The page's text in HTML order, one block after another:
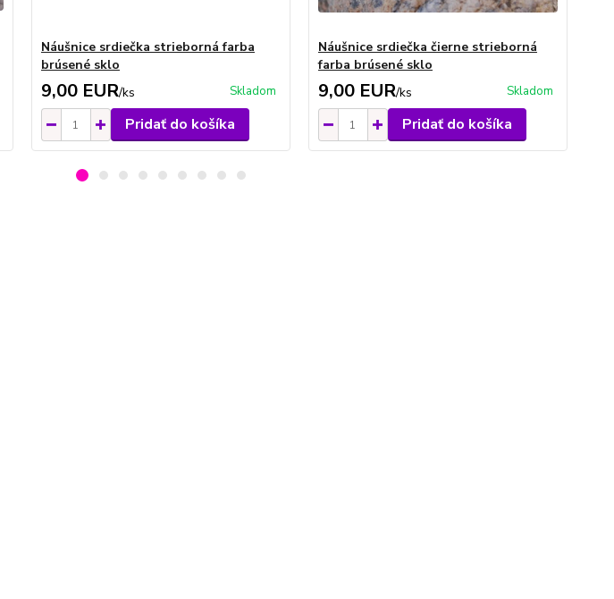
Náušnice srdiečka strieborná farba
brúsené sklo
9,00 EUR/ks Skladom
Pridať do košíka
Náušnice srdiečka čierne strieborná
farba brúsené sklo
9,00 EUR/ks Skladom
Pridať do košíka